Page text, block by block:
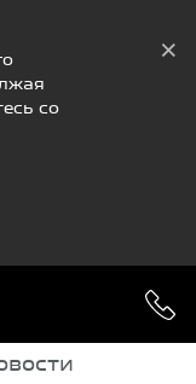
со
×